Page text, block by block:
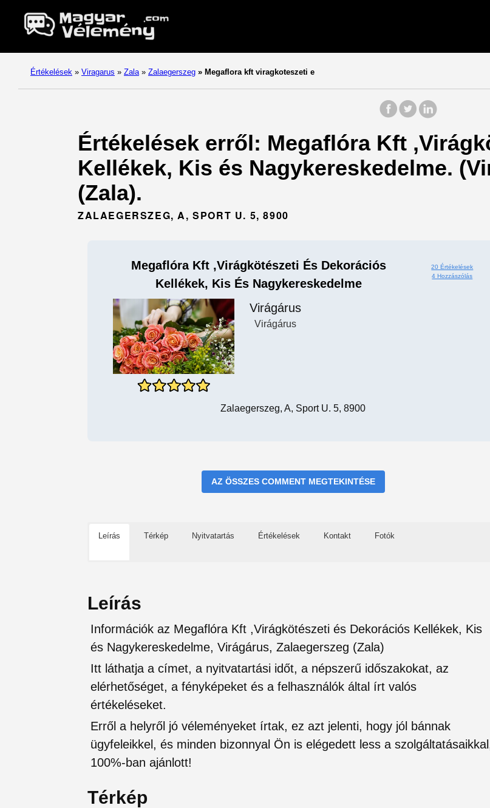
Értékelések » Viragarus » Zala » Zalaegerszeg » Megaflora kft viragkoteszeti e
Értékelések erről: Megaflóra Kft
Kellékek, Kis és Nagykereskedelme.
(Zala).
ZALAEGERSZEG, A, SPORT U. 5, 8900
Megaflóra Kft ,Virágkötészeti És Dekorációs
Kellékek, Kis És Nagykereskedelme
20 Értékelések
4 Hozzászólás
Virágárus
Virágárus
Zalaegerszeg, A, Sport U. 5, 8900
AZ ÖSSZES COMMENT MEGTEKINTÉSE
Leírás Térkép Nyitvatartás Értékelések Kontakt Fotók
Leírás
Információk az Megaflóra Kft ,Virágkötészeti és Dekorációs Kellékek, Kis
és Nagykereskedelme, Virágárus, Zalaegerszeg (Zala)
Itt láthatja a címet, a nyitvatartási időt, a népszerű időszakokat, az
elérhetőséget, a fényképeket és a felhasználók által írt valós
értékeléseket.
Erről a helyről jó véleményeket írtak, ez azt jelenti, hogy jól bánnak
ügyfeleikkel, és minden bizonnyal Ön is elégedett less a
100%-ban ajánlott!
Térkép